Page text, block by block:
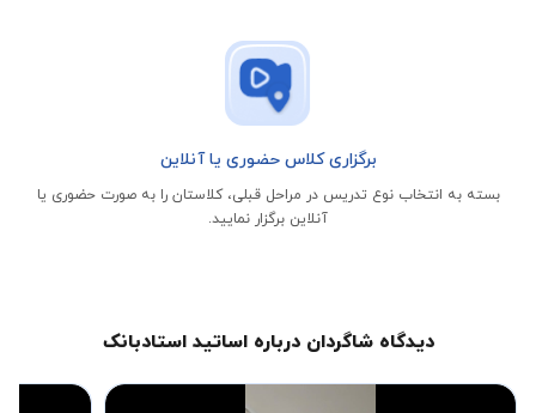
برگزاری کلاس حضوری یا آنلاین
بسته به انتخاب نوع تدریس در مراحل قبلی، کلاستان را به صورت حضوری یا
آنلاین برگزار نمایید.
دیدگاه شاگردان درباره اساتید استادبانک